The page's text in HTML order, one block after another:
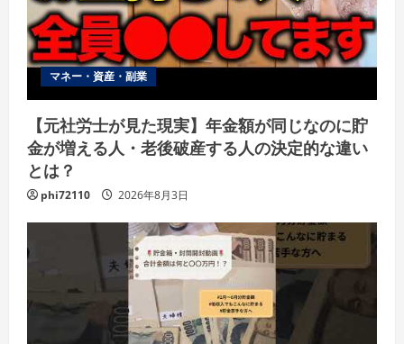
マネー・資産・副業
【元社労士が見た現実】年金額が同じなのに貯
金が増える人・老後破産する人の決定的な違い
とは？
phi72110 2026年8月3日